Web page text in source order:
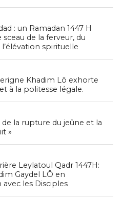
: un Ramadan 1447 H
sceau de la ferveur, du
spirituelle
Khadim Lô exhorte
à la politesse légale.
de la rupture du jeûne et la
»
Leylatoul Qadr 1447H:
Gaydel LÔ en
les Disciples